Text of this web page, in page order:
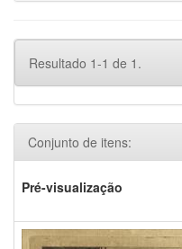
Resultado 1-1 de 1.
Conjunto de itens:
Pré-visualização